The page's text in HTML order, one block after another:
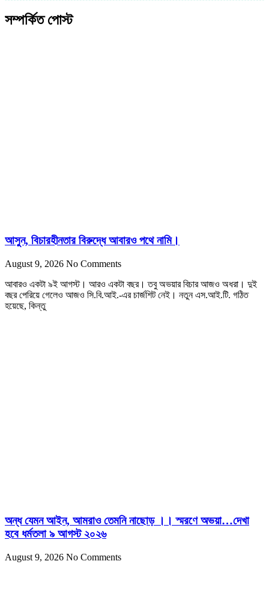
সম্পর্কিত পোস্ট
আসুন, বিচারহীনতার বিরুদ্ধে আবারও পথে নামি।
August 9, 2026 No Comments
আবারও একটা ৯ই আগস্ট। আরও একটা বছর। তবু অভয়ার বিচার আজও অধরা। দুই
বছর পেরিয়ে গেলেও আজও সি.বি.আই.-এর চার্জশিট নেই। নতুন এস.আই.টি. গঠিত
হয়েছে, কিন্তু
অন্ধ যেমন আইন, আমরাও তেমনি নাছোড় ।। স্মরণে অভয়া…দেখা
হবে ধর্মতলা ৯ আগস্ট ২০২৬
August 9, 2026 No Comments